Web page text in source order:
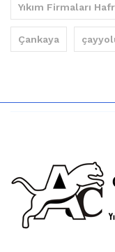
Yıkım Firmaları
Çankaya